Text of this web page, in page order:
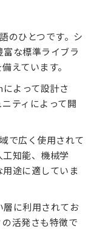
のひとつです。シ
な標準ライブラ
えています。
よって設計さ
ティによって開
で広く使用されて
知能、機械学
途に適していま
層に利用されてお
活発さも特徴で